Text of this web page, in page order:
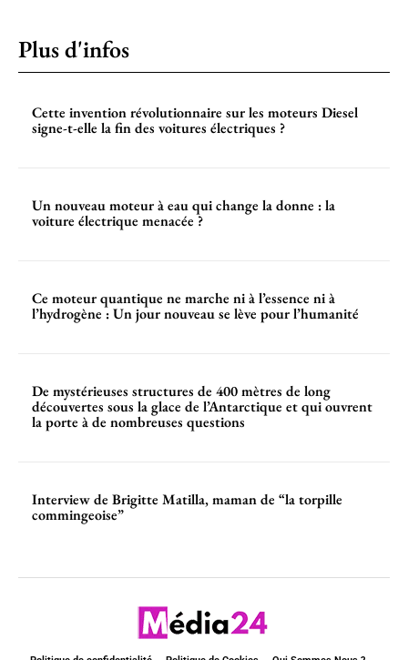
Plus d'infos
Cette invention révolutionnaire sur les moteurs Diesel
signe-t-elle la fin des voitures électriques ?
Un nouveau moteur à eau qui change la donne : la
voiture électrique menacée ?
Ce moteur quantique ne marche ni à l’essence ni à
l’hydrogène : Un jour nouveau se lève pour l’humanité
De mystérieuses structures de 400 mètres de long
découvertes sous la glace de l’Antarctique et qui ouvrent
la porte à de nombreuses questions
Interview de Brigitte Matilla, maman de “la torpille
commingeoise”